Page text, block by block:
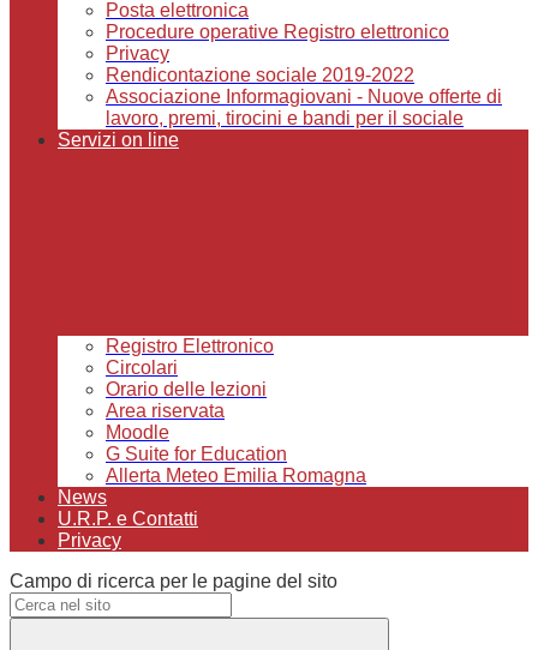
Posta elettronica
Procedure operative Registro elettronico
Privacy
Rendicontazione sociale 2019-2022
Associazione Informagiovani - Nuove offerte di
lavoro, premi, tirocini e bandi per il sociale
Servizi on line
Registro Elettronico
Circolari
Orario delle lezioni
Area riservata
Moodle
G Suite for Education
Allerta Meteo Emilia Romagna
News
U.R.P. e Contatti
Privacy
Campo di ricerca per le pagine del sito